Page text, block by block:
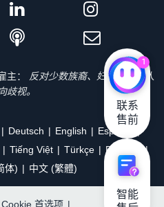
主：
反对少数族裔、妇女、残疾人
歧视。
Deutsch English
Español
Tiếng Việt Türkçe
Ρусский
体) 中文 (繁體)
Cookie 首选项 |
1
联系
售前
智能